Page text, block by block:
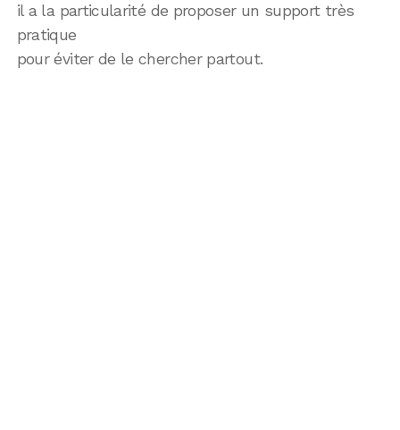
il a la particularité de proposer un support très
pratique
pour éviter de le chercher partout.